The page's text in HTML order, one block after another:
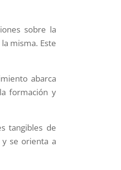
sobre la
misma. Este
abarca
formación y
tangibles de
y se orienta a